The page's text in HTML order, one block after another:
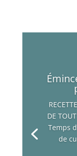
DE
Temps
de